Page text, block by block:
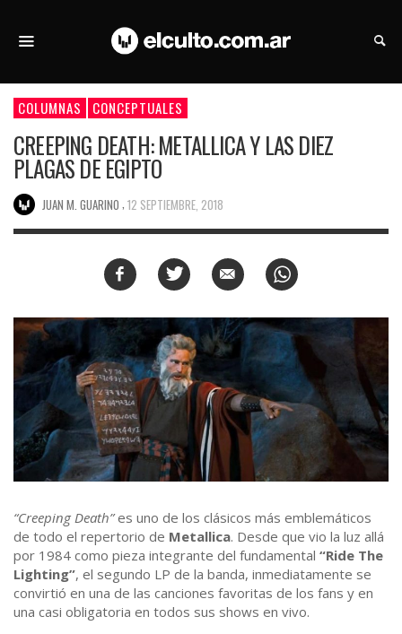
COLUMNAS CONCEPTUALES
CREEPING DEATH: METALLICA Y LAS DIEZ
PLAGAS DE EGIPTO
JUAN M. GUARINO 12 SEPTIEMBRE, 2018
“Creeping Death”es uno de los clásicos más emblemáticos
de todo el repertorio de Metallica. Desde que vio la luz allá
por 1984 como pieza integrante del fundamental “Ride The
Lighting”, el segundo LP de la banda, inmediatamente se
convirtió en una de las canciones favoritas de los fans y en
una casi obligatoria en todos sus shows en vivo.